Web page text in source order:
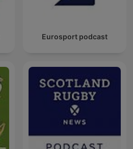
Eurosport podcast